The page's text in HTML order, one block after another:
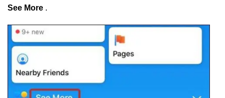
See More .